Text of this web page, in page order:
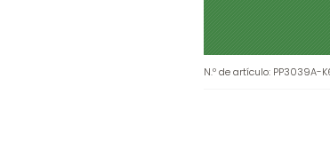
N.º de artículo: PP3039A-